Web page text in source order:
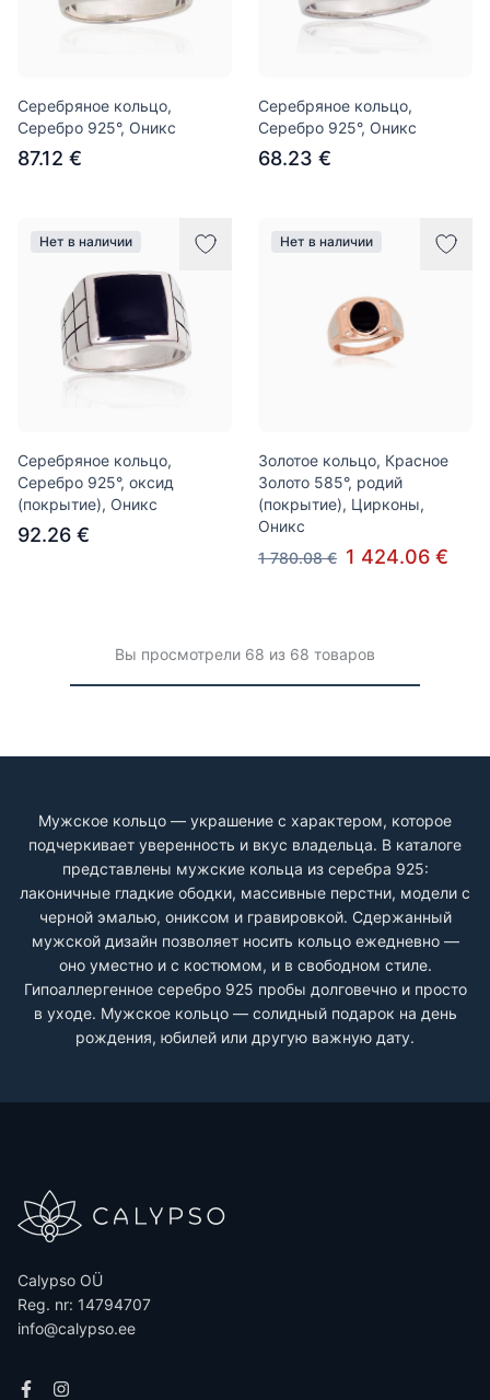
Мужское кольцо — украшение с характером, которое
подчеркивает уверенность и вкус владельца. В каталоге
представлены мужские кольца из серебра 925:
лаконичные гладкие ободки, массивные перстни, модели с
черной эмалью, ониксом и гравировкой. Сдержанный
мужской дизайн позволяет носить кольцо ежедневно —
оно уместно и с костюмом, и в свободном стиле.
Гипоаллергенное серебро 925 пробы долговечно и просто
в уходе. Мужское кольцо — солидный подарок на день
рождения, юбилей или другую важную дату.
Серебряное кольцо,
Серебро 925°, Оникс
87.12 €
Серебряное кольцо,
Серебро 925°, Оникс
68.23 €
Нет в наличии
Серебряное кольцо,
Серебро 925°, оксид
(покрытие), Оникс
92.26 €
Нет в наличии
Золотое кольцо, Красное
Золото 585°, родий
(покрытие), Цирконы,
Оникс
1 780.08 € 1 424.06 €
Вы просмотрели 68 из 68 товаров
Calypso OÜ
Reg. nr: 14794707
info@calypso.ee